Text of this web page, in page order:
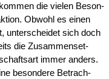
die vielen Beson­
Obwohl es einen
unter­schei­det sich doch
die Zusam­men­set­
immer anders.
beson­de­re Betrach­